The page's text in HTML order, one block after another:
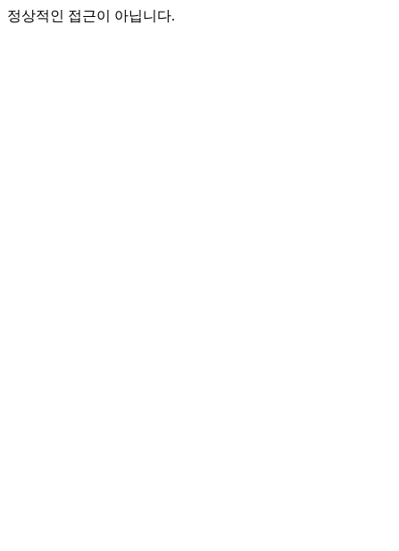
정상적인 접근이 아닙니다.